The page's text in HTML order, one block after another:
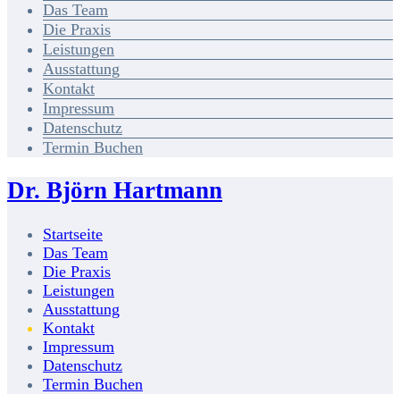
Das Team
Die Praxis
Leistungen
Ausstattung
Kontakt
Impressum
Datenschutz
Termin Buchen
Dr. Björn Hartmann
Startseite
Das Team
Die Praxis
Leistungen
Ausstattung
Kontakt
Impressum
Datenschutz
Termin Buchen